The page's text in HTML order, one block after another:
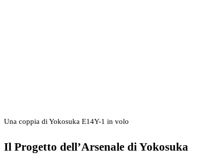
Una coppia di Yokosuka E14Y-1 in volo
Il Progetto dell’Arsenale di Yokosuka